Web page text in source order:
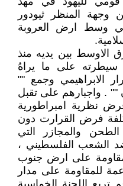
المنظر ثيودور
في وسط ارض العروبة
الاوسط بين يديه منذ
سيطرته على ما يراهُ
الابراهيمي وجمع ""
"" . واجبارهم على تقبل
نظرية امبراطورية
فرض القرارت دون
والمجازر التي
ضد الشعب الفلسطيني ،
على ارض جنوب
للمقاومة على مدار